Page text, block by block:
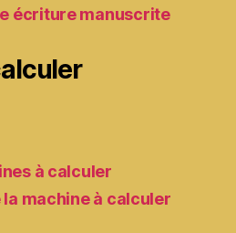
écriture manuscrite
à calculer
machine à calculer